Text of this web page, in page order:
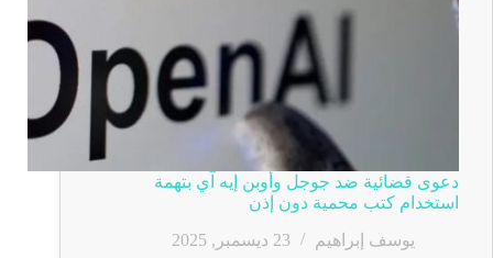
دعوى قضائية ضد جوجل وأوبن إيه آي بتهمة
استخدام كتب محمية دون إذن
يوسف إبراهيم
23 ديسمبر, 2025